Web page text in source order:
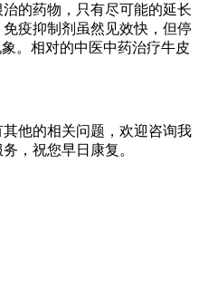
的药物，只有尽可能的延长
疫抑制剂虽然见效快，但停
。相对的中医中药治疗牛皮
其他的相关问题，欢迎咨询我
，祝您早日康复。